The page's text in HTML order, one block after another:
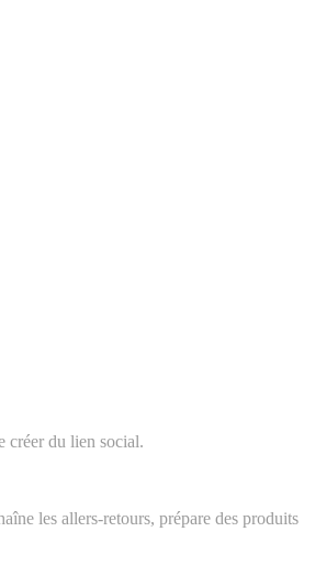
créer du lien social.
les allers-retours, prépare des produits